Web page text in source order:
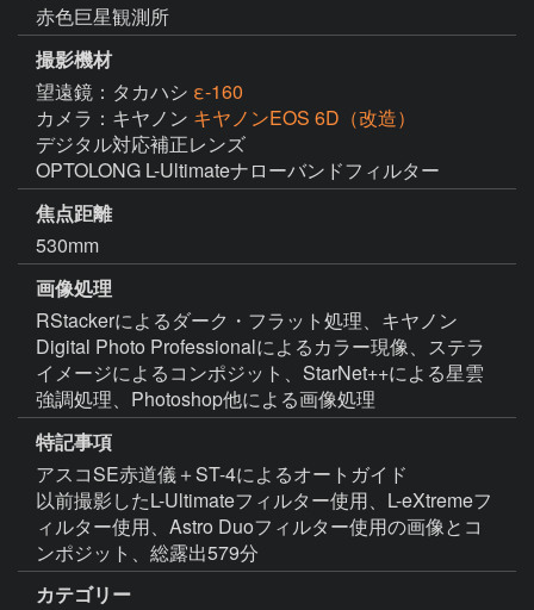
赤色巨星観測所
撮影機材
望遠鏡：タカハシ ε-160
カメラ：キヤノン キヤノンEOS 6D（改造）
デジタル対応補正レンズ
OPTOLONG L-Ultimateナローバンドフィルター
焦点距離
530mm
画像処理
RStackerによるダーク・フラット処理、キヤノン
Digital Photo Professionalによるカラー現像、ステラ
イメージによるコンポジット、StarNet++による星雲
強調処理、Photoshop他による画像処理
特記事項
アスコSE赤道儀＋ST-4によるオートガイド
以前撮影したL-Ultimateフィルター使用、L-eXtremeフ
ィルター使用、Astro Duoフィルター使用の画像とコ
ンポジット、総露出579分
カテゴリー